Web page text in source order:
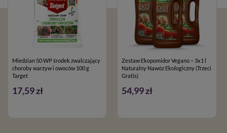
Miedzian 50 WP środek zwalczający
choroby warzyw i owoców 100 g
Target
17,59 zł
Zestaw Ekopomidor Vegano – 3x1 l
Naturalny Nawóz Ekologiczny (Trzeci
Gratis)
54,99 zł